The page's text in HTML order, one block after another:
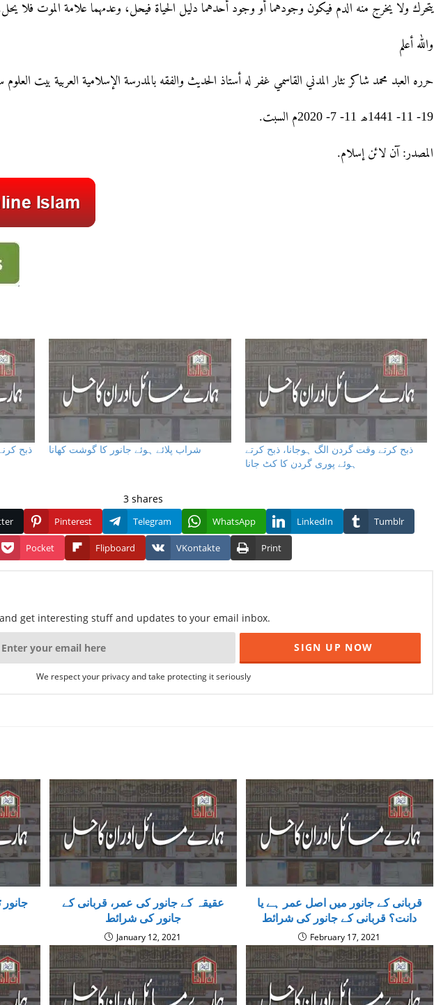
يتحرك ولا يخرج منه الدم فيكون وجودهما أو وجود أحدهما دليل الحياة فيحل، وعدمهما علامة الموت فلا يحل. (البحر
والله أعلم
حرره العبد محمد شاکر نثار المدني القاسمي غفر له أستاذ الحديث والفقه بالمدرسة الإسلامية العربية بيت العلوم
19- 11- 1441ھ 11- 7- 2020م السبت.
المصدر: آن لائن إسلام.
ذبح شراب پلائے ہوئے جانور کا گوشت کھانا
ذبح کرتے وقت گردن الگ ہوجانا، ذبح کرتے
ہوئے پوری گردن کا کٹ جانا
3 shares
Pinterest Telegram WhatsApp LinkedIn Tumblr
Pocket Flipboard VKontakte Print
get interesting stuff and updates to your email inbox.
We respect your privacy and take protecting it seriously
جانور
عقیقہ کے جانور کی عمر، قربانی کے
جانور کی شرائط
January 12, 2021
قربانی کے جانور میں اصل عمر ہے یا
دانت؟ قربانی کے جانور کی شرائط
February 17, 2021